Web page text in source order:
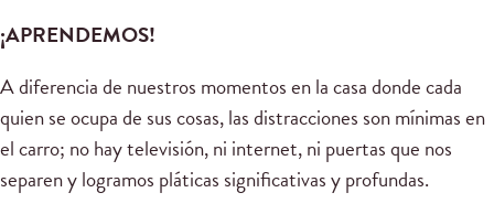
¡APRENDEMOS!
A diferencia de nuestros momentos en la casa donde cada
quien se ocupa de sus cosas, las distracciones son mínimas en
el carro; no hay televisión, ni internet, ni puertas que nos
separen y logramos pláticas significativas y profundas.